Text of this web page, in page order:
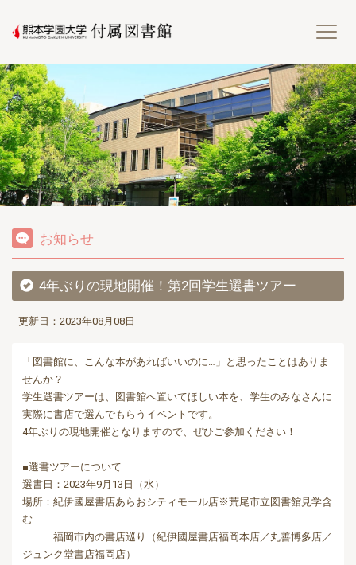
熊
お知らせ
4年ぶりの現地開催！第2回学生選書ツアー
更新日：2023年08月08日
「図書館に、こんな本があればいいのに…」と思ったことはありま
せんか？
学生選書ツアーは、図書館へ置いてほしい本を、学生のみなさんに
実際に書店で選んでもらうイベントです。
4年ぶりの現地開催となりますので、ぜひご参加ください！
■選書ツアーについて
選書日：2023年9月13日（水）
場所：紀伊國屋書店あらおシティモール店※荒尾市立図書館見学含
む
福岡市内の書店巡り（紀伊國屋書店福岡本店／丸善博多店／
ジュンク堂書店福岡店）